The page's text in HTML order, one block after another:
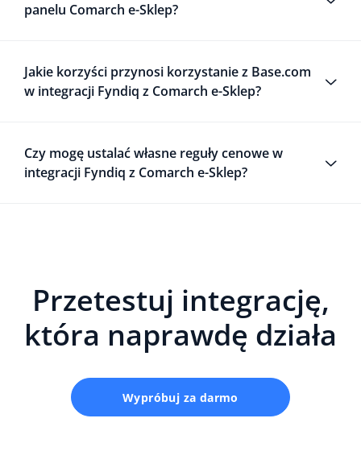
panelu Comarch e-Sklep?
Jakie korzyści przynosi korzystanie z Base.com
w integracji Fyndiq z Comarch e-Sklep?
Czy mogę ustalać własne reguły cenowe w
integracji Fyndiq z Comarch e-Sklep?
Przetestuj integrację,
która naprawdę działa
Wypróbuj za darmo